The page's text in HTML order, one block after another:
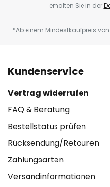
erhalten Sie in der
*Ab einem Mindestkaufpreis
Kundenservice
Vertrag widerrufen
FAQ & Beratung
Bestellstatus prüfen
Rücksendung/Retouren
Zahlungsarten
Versandinformationen